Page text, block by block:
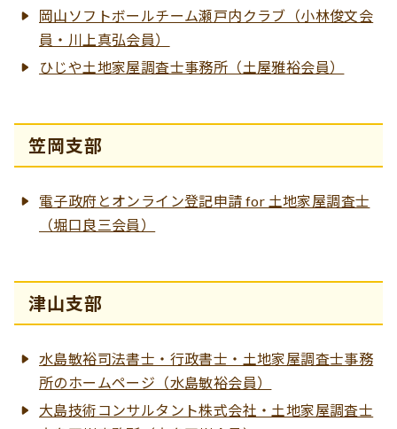
岡山ソフトボールチーム瀬戸内クラブ（小林俊文会
員・川上真弘会員）
ひじや土地家屋調査士事務所（土屋雅裕会員）
笠岡支部
電子政府とオンライン登記申請 for 土地家屋調査士
（堀口良三会員）
津山支部
水島敏裕司法書士・行政書士・土地家屋調査士事務
所のホームページ（水島敏裕会員）
大島技術コンサルタント株式会社・土地家屋調査士